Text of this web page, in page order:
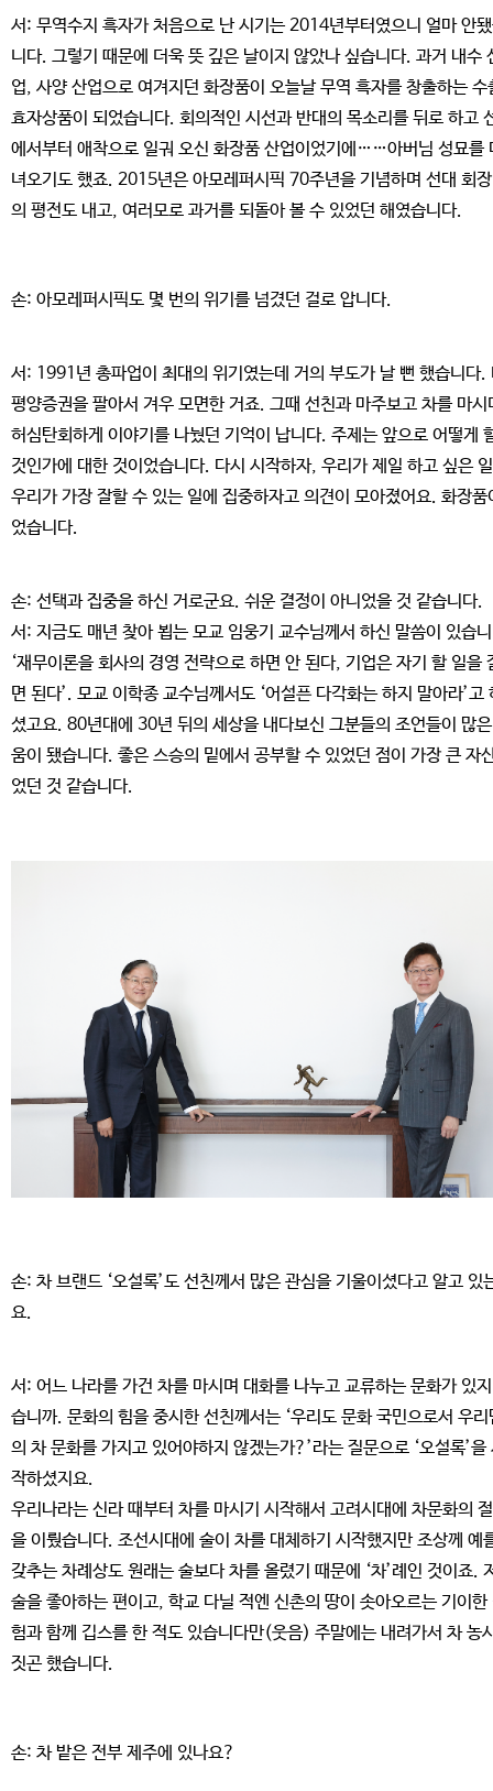
서: 무역수지 흑자가 처음으로 난 시기는 2014년부터였으니 얼마 안
니다. 그렇기 때문에 더욱 뜻 깊은 날이지 않았나 싶습니다. 과거 내수
업, 사양 산업으로 여겨지던 화장품이 오늘날 무역 흑자를 창출하는 수
효자상품이 되었습니다. 회의적인 시선과 반대의 목소리를 뒤로 하고
에서부터 애착으로 일궈 오신 화장품 산업이었기에……아버님 성묘를
녀오기도 했죠. 2015년은 아모레퍼시픽 70주년을 기념하며 선대 회
의 평전도 내고, 여러모로 과거를 되돌아 볼 수 있었던 해였습니다.
손: 아모레퍼시픽도 몇 번의 위기를 넘겼던 걸로 압니다.
서: 1991년 총파업이 최대의 위기였는데 거의 부도가 날 뻔 했습니다.
평양증권을 팔아서 겨우 모면한 거죠. 그때 선친과 마주보고 차를 마시
허심탄회하게 이야기를 나눴던 기억이 납니다. 주제는 앞으로 어떻게
것인가에 대한 것이었습니다. 다시 시작하자, 우리가 제일 하고 싶은
우리가 가장 잘할 수 있는 일에 집중하자고 의견이 모아졌어요. 화장품
었습니다.
손: 선택과 집중을 하신 거로군요. 쉬운 결정이 아니었을 것 같습니다.
서: 지금도 매년 찾아 뵙는 모교 임웅기 교수님께서 하신 말씀이 있습
‘재무이론을 회사의 경영 전략으로 하면 안 된다, 기업은 자기 할 일을
면 된다’. 모교 이학종 교수님께서도 ‘어설픈 다각화는 하지 말아라’고
셨고요. 80년대에 30년 뒤의 세상을 내다보신 그분들의 조언들이 많
움이 됐습니다. 좋은 스승의 밑에서 공부할 수 있었던 점이 가장 큰 자
었던 것 같습니다.
손: 차 브랜드 ‘오설록’도 선친께서 많은 관심을 기울이셨다고 알고 있
요.
서: 어느 나라를 가건 차를 마시며 대화를 나누고 교류하는 문화가 있
습니까. 문화의 힘을 중시한 선친께서는 ‘우리도 문화 국민으로서 우리
의 차 문화를 가지고 있어야하지 않겠는가?’라는 질문으로 ‘오설록’을
작하셨지요.
우리나라는 신라 때부터 차를 마시기 시작해서 고려시대에 차문화의
을 이뤘습니다. 조선시대에 술이 차를 대체하기 시작했지만 조상께 예
갖추는 차례상도 원래는 술보다 차를 올렸기 때문에 ‘차’례인 것이죠.
술을 좋아하는 편이고, 학교 다닐 적엔 신촌의 땅이 솟아오르는 기이한
험과 함께 깁스를 한 적도 있습니다만(웃음) 주말에는 내려가서 차 농
짓곤 했습니다.
손: 차 밭은 전부 제주에 있나요?